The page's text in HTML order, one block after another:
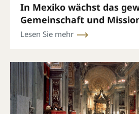
In Mexiko wächst das
Gemeinschaft und
Lesen Sie mehr